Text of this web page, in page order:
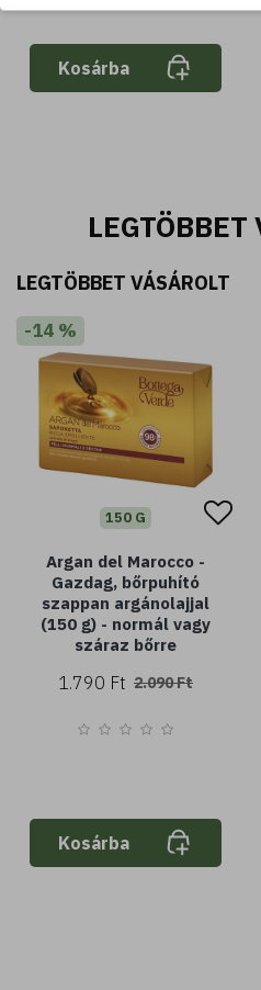
Kosárba
LEGTÖBBET
LEGTÖBBET VÁSÁROLT
-14 %
150 G
Argan del Marocco -
Gazdag, bőrpuhító
szappan argánolajjal
(150 g) - normál vagy
száraz bőrre
1.790 Ft 2.090 Ft
Kosárba